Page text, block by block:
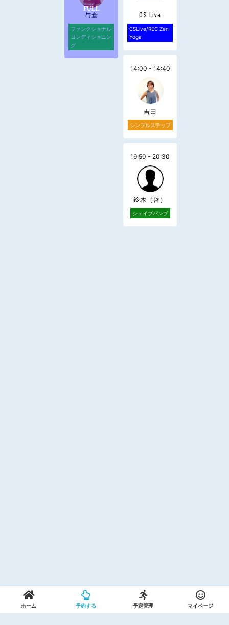
与倉
ファンクショナル
コンディショニン
グ
CS Live
CSLive/REC Zen
Yoga
14:00 - 14:40
吉田
シンプルステップ
19:50 - 20:30
鈴木（啓）
シェイプパンプ
ホーム 予約する 予定管理 マイページ